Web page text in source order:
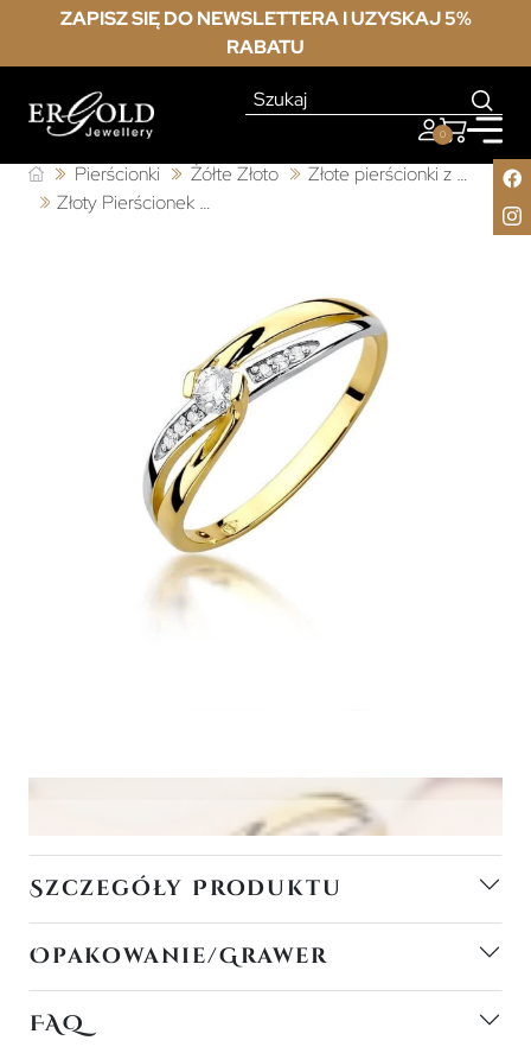
ZAPISZ SIĘ DO NEWSLETTERA I UZYSKAJ 5%
RABATU
0
Pierścionki Żółte Złoto
Złote pierścionki z brylantem
Złoty Pierścionek 585 z diamentem brylant 0,10ct
Szczegóły Produktu
Opakowanie/Grawer
FAQ